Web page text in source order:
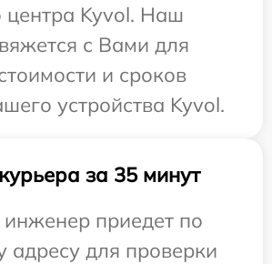
центра Kyvol. Наш
с Вами для
и сроков
устройства Kyvol.
за 35 минут
приедет по
адресу для проверки